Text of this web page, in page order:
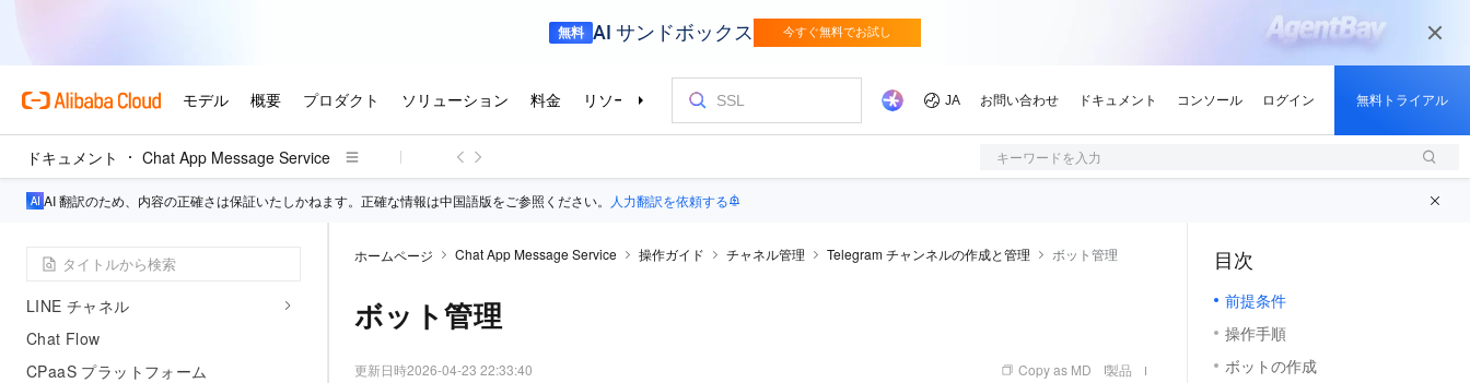
ドキュメント Chat App Message Service キーワードを入力
AI 翻訳のため、内容の正確さは保証いたしかねます。正確な情報は中国語版をご参照ください。 人力翻訳を依頼する
WhatsApp チャンネル
Viber チャンネル
Instagram チャンネル
Messenger チャンネル
Telegram チャンネル
LINE チャネル
Chat Flow
CPaaS プラットフォーム
ホームページ Chat App Message Service 操作ガイド チャネル管理 Telegram チャンネルの作成と管理 ボット管理
ボット管理
更新日時2026-04-23 22:33:40 Copy as MD 製品
目次
前提条件
操作手順
ボットの作成